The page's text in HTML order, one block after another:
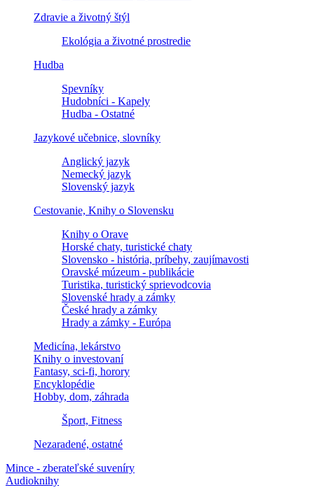
Zdravie a životný štýl
Ekológia a životné prostredie
Hudba
Spevníky
Hudobníci - Kapely
Hudba - Ostatné
Jazykové učebnice, slovníky
Anglický jazyk
Nemecký jazyk
Slovenský jazyk
Cestovanie, Knihy o Slovensku
Knihy o Orave
Horské chaty, turistické chaty
Slovensko - história, príbehy, zaujímavosti
Oravské múzeum - publikácie
Turistika, turistický sprievodcovia
Slovenské hrady a zámky
České hrady a zámky
Hrady a zámky - Európa
Medicína, lekárstvo
Knihy o investovaní
Fantasy, sci-fi, horory
Encyklopédie
Hobby, dom, záhrada
Šport, Fitness
Nezaradené, ostatné
Mince - zberateľské suveníry
Audioknihy